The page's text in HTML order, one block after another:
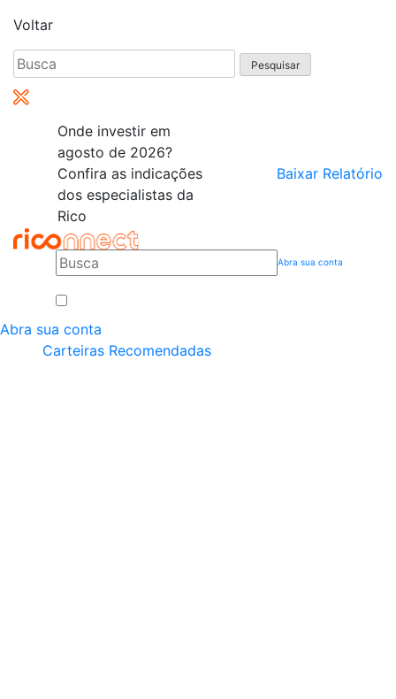
Voltar
Pesquisar
por:
Onde investir em
agosto de 2026?
Confira as indicações
dos especialistas da
Rico
Baixar Relatório
Abra sua conta
Abra sua conta
Carteiras Recomendadas